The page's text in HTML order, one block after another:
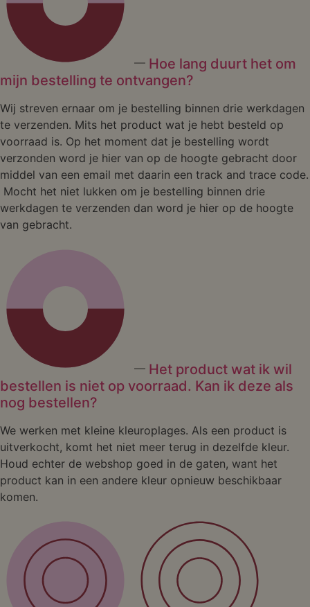
Hoe lang duurt het om
mijn bestelling te ontvangen?
Wij streven ernaar om je bestelling binnen drie werkdagen
te verzenden. Mits het product wat je hebt besteld op
voorraad is. Op het moment dat je bestelling wordt
verzonden word je hier van op de hoogte gebracht door
middel van een email met daarin een track and trace code.
Mocht het niet lukken om je bestelling binnen drie
werkdagen te verzenden dan word je hier op de hoogte
van gebracht.
Het product wat ik wil
bestellen is niet op voorraad. Kan ik deze als
nog bestellen?
We werken met kleine kleuroplages. Als een product is
uitverkocht, komt het niet meer terug in dezelfde kleur.
Houd echter de webshop goed in de gaten, want het
product kan in een andere kleur opnieuw beschikbaar
komen.